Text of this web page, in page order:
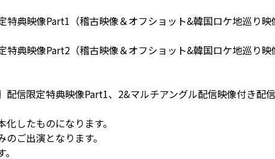
典映像Part1（稽古映像＆オフショット&韓国ロケ地巡り
典映像Part2（稽古映像＆オフショット&韓国ロケ地巡り
信限定特典映像Part1、2&マルチアングル配信映像付き配
したものになります。
ご出演となります。